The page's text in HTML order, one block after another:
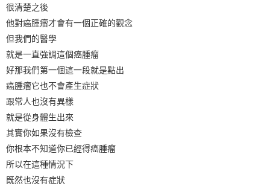
很清楚之後
他對癌腫瘤才會有一個正確的觀念
但我們的醫學
就是一直強調這個癌腫瘤
好那我們第一個這一段就是點出
癌腫瘤它也不會產生症狀
跟常人也沒有異樣
就是從身體生出來
其實你如果沒有檢查
你根本不知道你已經得癌腫瘤
所以在這種情況下
既然也沒有症狀